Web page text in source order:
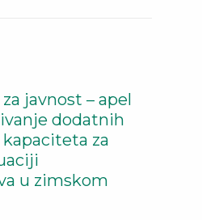
javnost – apel
dodatnih
za
u zimskom